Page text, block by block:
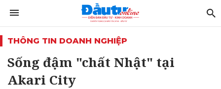
THÔNG TIN DOANH NGHIỆP
Sống đậm "chất Nhật" tại
Akari City